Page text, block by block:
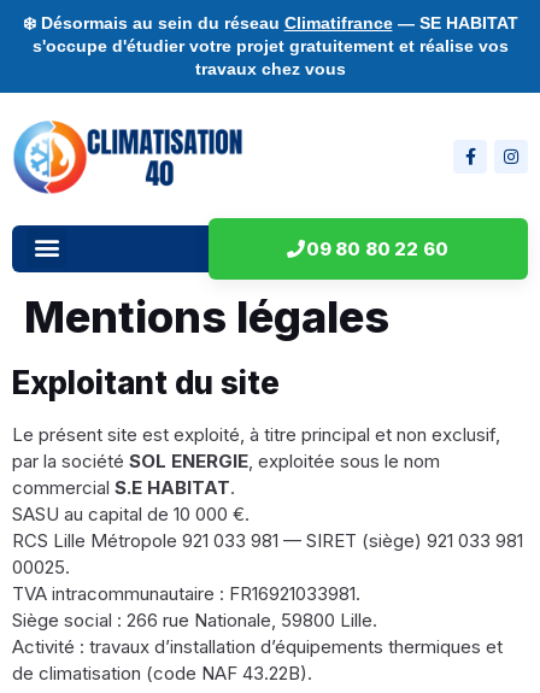
❄️ Désormais au sein du réseau Climatifrance— SE HABITAT
s'occupe d'étudier votre projet gratuitement et réalise vos
travaux chez vous
09 80 80 22 60
Mentions légales
Exploitant du site
Le présent site est exploité, à titre principal et non exclusif,
par la société SOL ENERGIE , exploitée sous le nom
commercial S.E HABITAT.
SASU au capital de 10 000 €.
RCS Lille Métropole 921 033 981 — SIRET (siège) 921 033 981
00025.
TVA intracommunautaire : FR16921033981.
Siège social : 266 rue Nationale, 59800 Lille.
Activité : travaux d’installation d’équipements thermiques et
de climatisation (code NAF 43.22B).